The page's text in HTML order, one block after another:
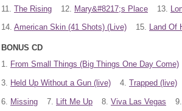
11. The Rising 12. Mary&#8217;s Place 13.
14. American Skin (41 Shots) (Live) 15. Land Of
BONUS CD
1. From Small Things (Big Things One Day Come)
3. Held Up Without a Gun (live) 4. Trapped (live)
6. Missing 7. Lift Me Up 8. Viva Las Vegas 9.